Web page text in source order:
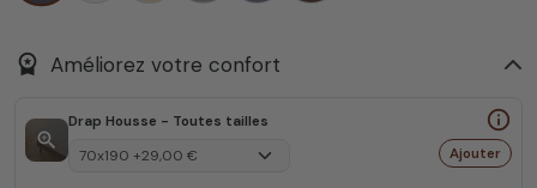
workspace_premium Améliorez votre confort
zoom_in
Drap Housse - Toutes tailles info_outline
Ajouter